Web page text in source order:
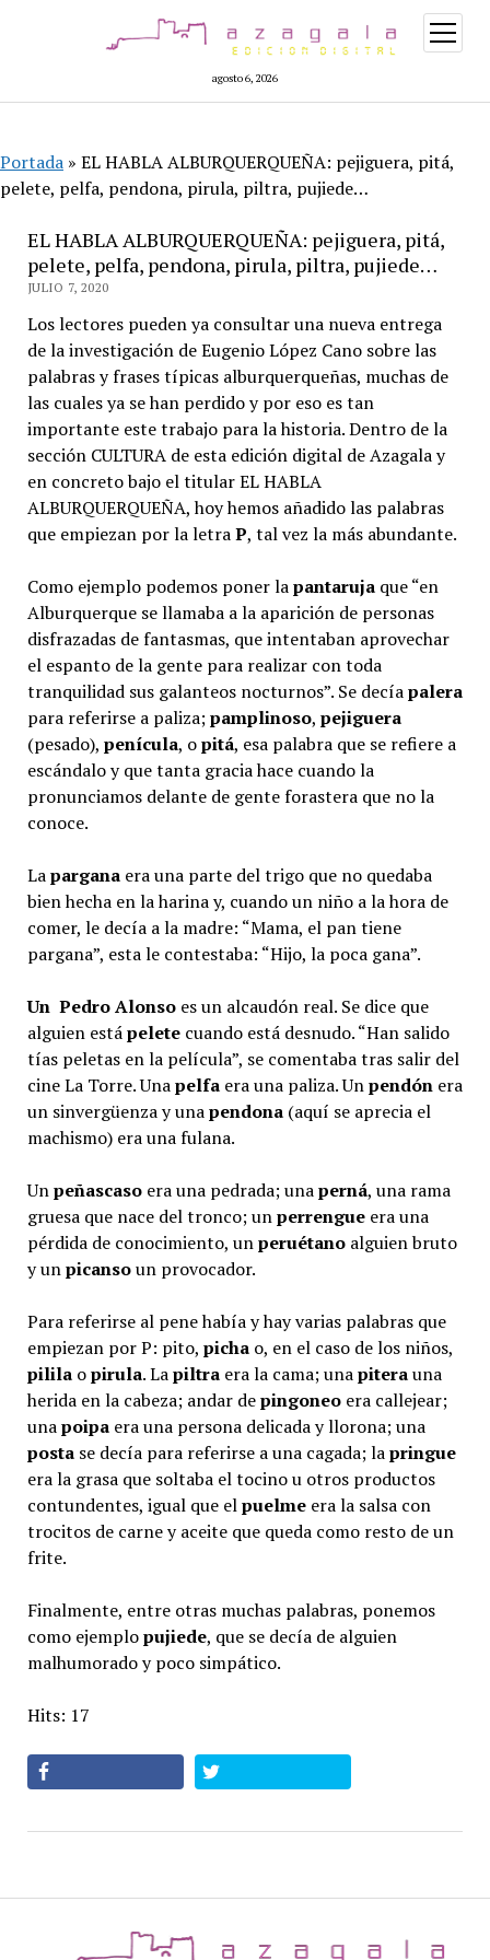
agosto 6, 2026
abrir
menú
Portada » EL HABLA ALBURQUERQUEÑA: pejiguera, pitá,
pelete, pelfa, pendona, pirula, piltra, pujiede…
EL HABLA ALBURQUERQUEÑA: pejiguera, pitá,
pelete, pelfa, pendona, pirula, piltra, pujiede…
JULIO 7, 2020
Los lectores pueden ya consultar una nueva entrega
de la investigación de Eugenio López Cano sobre las
palabras y frases típicas alburquerqueñas, muchas de
las cuales ya se han perdido y por eso es tan
importante este trabajo para la historia. Dentro de la
sección CULTURA de esta edición digital de Azagala y
en concreto bajo el titular EL HABLA
ALBURQUERQUEÑA, hoy hemos añadido las palabras
que empiezan por la letraP, tal vez la más abundante.
Como ejemplo podemos poner lapantarujaque “en
Alburquerque se llamaba a la aparición de personas
disfrazadas de fantasmas, que intentaban aprovechar
el espanto de la gente para realizar con toda
tranquilidad sus galanteos nocturnos”. Se decíapalera
para referirse a paliza;pamplinoso, pejiguera
(pesado), penícula, opitá, esa palabra que se refiere a
escándalo y que tanta gracia hace cuando la
pronunciamos delante de gente forastera que no la
conoce.
Laparganaera una parte del trigo que no quedaba
bien hecha en la harina y, cuando un niño a la hora de
comer, le decía a la madre: “Mama, el pan tiene
pargana”, esta le contestaba: “Hijo, la poca gana”.
Un Pedro Alonsoes un alcaudón real. Se dice que
alguien estápeletecuando está desnudo. “Han salido
tías peletas en la película”, se comentaba tras salir del
cine La Torre. Unapelfaera una paliza. Unpendónera
un sinvergüenza y unapendona(aquí se aprecia el
machismo) era una fulana.
Unpeñascasoera una pedrada; unaperná, una rama
gruesa que nace del tronco; unperrengueera una
pérdida de conocimiento, unperuétanoalguien bruto
y unpicansoun provocador.
Para referirse al pene había y hay varias palabras que
empiezan por P: pito, pichao, en el caso de los niños,
pililaopirula. Lapiltraera la cama; unapiterauna
herida en la cabeza; andar depingoneoera callejear;
unapoipaera una persona delicada y llorona; una
postase decía para referirse a una cagada; lapringue
era la grasa que soltaba el tocino u otros productos
contundentes, igual que elpuelmeera la salsa con
trocitos de carne y aceite que queda como resto de un
frite.
Finalmente, entre otras muchas palabras, ponemos
como ejemplopujiede, que se decía de alguien
malhumorado y poco simpático.
Hits: 17